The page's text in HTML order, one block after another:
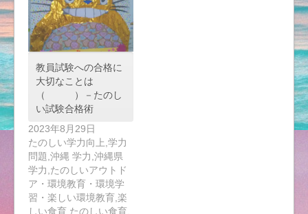
教員試験への合格に
大切なことは
（ ）－たのし
い試験合格術
2023年8月29日
たのしい学力向上,学力
問題,沖縄 学力,沖縄県
学力,たのしいアウトド
ア・環境教育・環境学
習・楽しい環境教育,楽
しい食育 たのしい食育,